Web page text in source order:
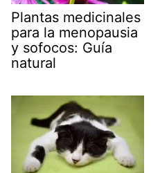
Plantas medicinales
para la menopausia
y sofocos: Guía
natural